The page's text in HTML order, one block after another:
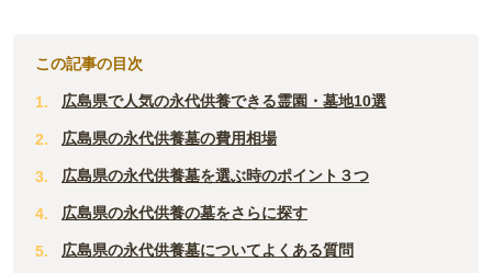
この記事の目次
広島県で人気の永代供養できる霊園・墓地10選
広島県の永代供養墓の費用相場
広島県の永代供養墓を選ぶ時のポイント３つ
広島県の永代供養の墓をさらに探す
広島県の永代供養墓についてよくある質問